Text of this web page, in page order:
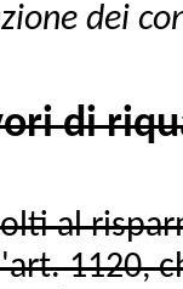
dei
di
al
1120,